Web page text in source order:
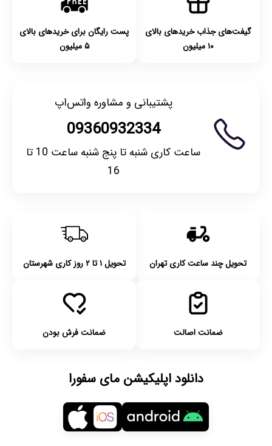
گیفت‌های جذاب خریدهای بالای
۱۰ میلیون
پست رایگان برای خریدهای بالای
۵ میلیون
پشتیبانی و مشاوره واتس‌اپ
09360932334
ساعت کاری شنبه تا پنج شنبه ساعت 10 تا
16
تحویل چند ساعت کاری تهران تحویل ۱ تا ۲ روز کاری شهرستان
ضمانت اصالت ضمانت فرش بودن
دانلود اپلیکیشن مای سفورا